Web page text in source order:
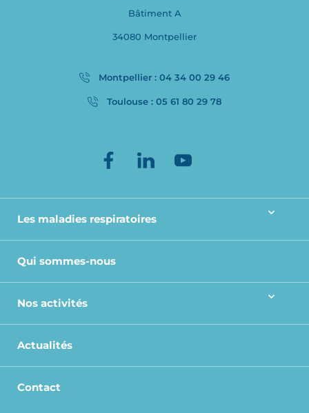
Bâtiment A
34080 Montpellier
Montpellier : 04 34 00 29 46
Toulouse : 05 61 80 29 78
Les maladies respiratoires
Qui sommes-nous
Nos activités
Actualités
Contact